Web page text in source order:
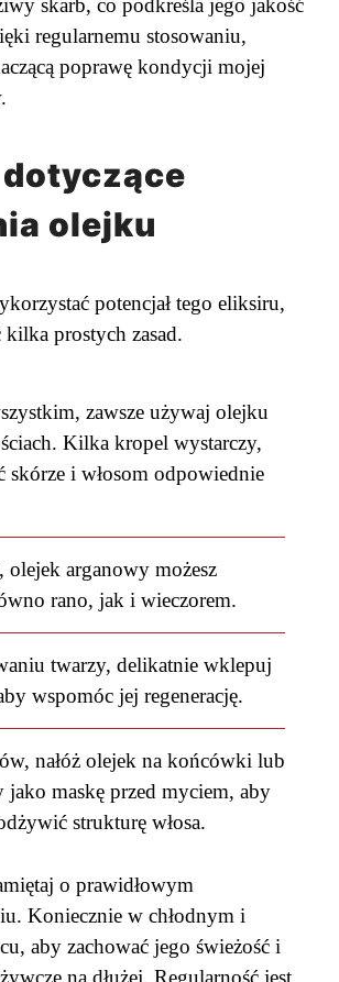
skarb, co podkreśla jego jakość
regularnemu stosowaniu,
poprawę kondycji mojej
olejku
potencjał tego eliksiru,
kilka prostych zasad.
zawsze używaj olejku
Kilka kropel wystarczy,
skórze i włosom odpowiednie
olejek arganowy możesz
rano, jak i wieczorem.
twarzy, delikatnie wklepuj
wspomóc jej regenerację.
nałóż olejek na końcówki lub
jako maskę przed myciem, aby
strukturę włosa.
o prawidłowym
Koniecznie w chłodnym i
aby zachować jego świeżość i
na dłużej. Regularność jest